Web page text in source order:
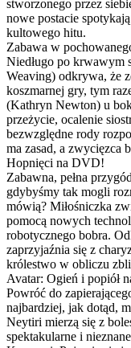
stworzonego przez
nowe postacie
kultowego hitu.
Zabawa w
Niedługo po krwawym
Weaving) odkrywa, że
koszmarnej gry, tym
(Kathryn Newton) u
przeżycie, ocalenie
bezwzględne rody
ma zasad, a zwycięzca
Hopnięci na DVD!
Zabawna, pełna
gdybyśmy tak mogli
mówią? Miłośniczka
pomocą nowych
robotycznego bobra.
zaprzyjaźnia się z
królestwo w obliczu
Avatar: Ogień i
Powróć do
najbardziej, jak dotąd,
Neytiri mierzą się z
spektakularne i